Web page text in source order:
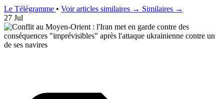
Le Télégramme • Voir articles similaires → Similaires →
27 Jul